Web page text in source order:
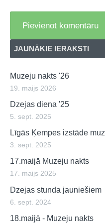
JAUNĀKIE IERAKSTI
Muzeju nakts '26
19. maijs 2026
Dzejas diena '25
5. sept. 2025
Līgās Ķempes izstāde
3. sept. 2025
17.maijā Muzeju nakts
17. maijs 2025
Dzejas stunda jauniešiem
6. sept. 2024
18.maijā - Muzeju nakts